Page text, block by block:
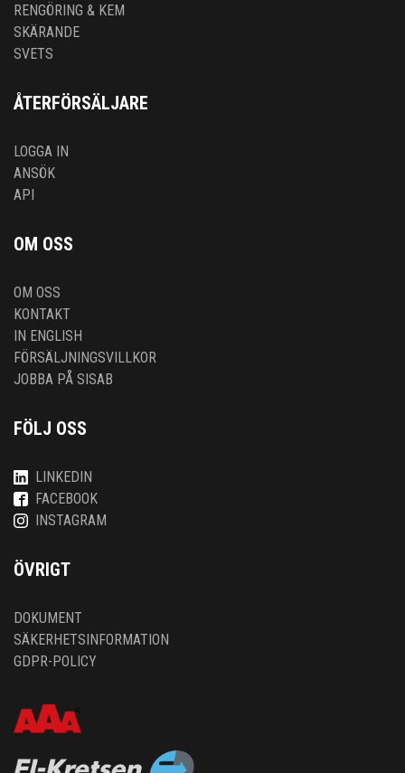
RENGÖRING & KEM
SKÄRANDE
SVETS
ÅTERFÖRSÄLJARE
LOGGA IN
ANSÖK
API
OM OSS
OM OSS
KONTAKT
IN ENGLISH
FÖRSÄLJNINGSVILLKOR
JOBBA PÅ SISAB
FÖLJ OSS
LINKEDIN
FACEBOOK
INSTAGRAM
ÖVRIGT
DOKUMENT
SÄKERHETSINFORMATION
GDPR-POLICY